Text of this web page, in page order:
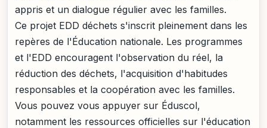
appris et un dialogue régulier avec les familles.
Ce projet EDD déchets s'inscrit pleinement dans les
repères de l'Éducation nationale. Les programmes
et l'EDD encouragent l'observation du réel, la
réduction des déchets, l'acquisition d'habitudes
responsables et la coopération avec les familles.
Vous pouvez vous appuyer sur Éduscol,
notamment les ressources officielles sur l'éducation